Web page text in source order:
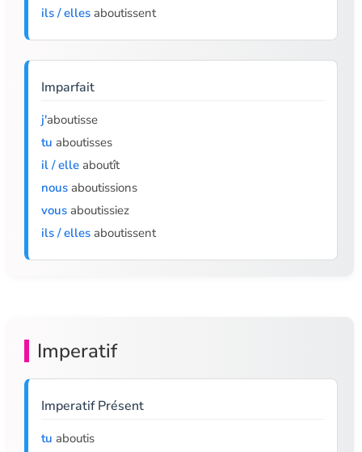
ils / elles aboutissent
Imparfait
j'aboutisse
tu aboutisses
il / elle aboutît
nous aboutissions
vous aboutissiez
ils / elles aboutissent
Imperatif
Imperatif Présent
tu aboutis